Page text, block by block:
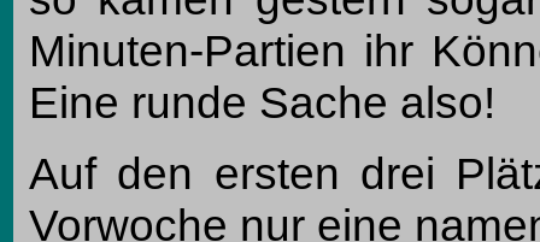
Minuten-Partien ihr
Eine runde Sache also!
Auf den ersten drei
Vorwoche nur eine